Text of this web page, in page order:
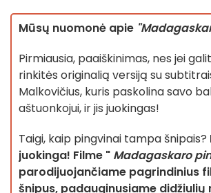
Mūsų nuomonė apie
Pirmiausia, paaiškinimas, nes jei
rinkitės originalią versiją su
Malkovičius, kuris paskolina savo
aštuonkojui, ir jis juokingas!
Taigi, kaip pingvinai tampa šnipais?
juokinga! Filme " Madagaskaro
parodijuojančiame pagrindinius
šnipus, padauginusiame didžiulių